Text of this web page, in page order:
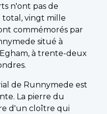
n'ont pas de
vingt mille
commémorés par
situé à
à trente-deux
de Runnymede est
La pierre du
d'un cloître qui